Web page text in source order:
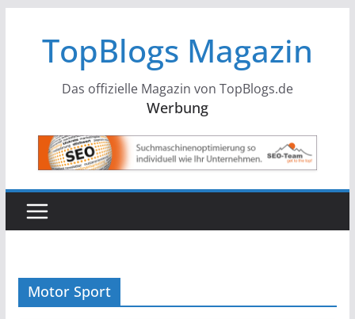
springenTopBlogs Magazin
Das offizielle Magazin von TopBlogs.de
Werbung
Motor Sport